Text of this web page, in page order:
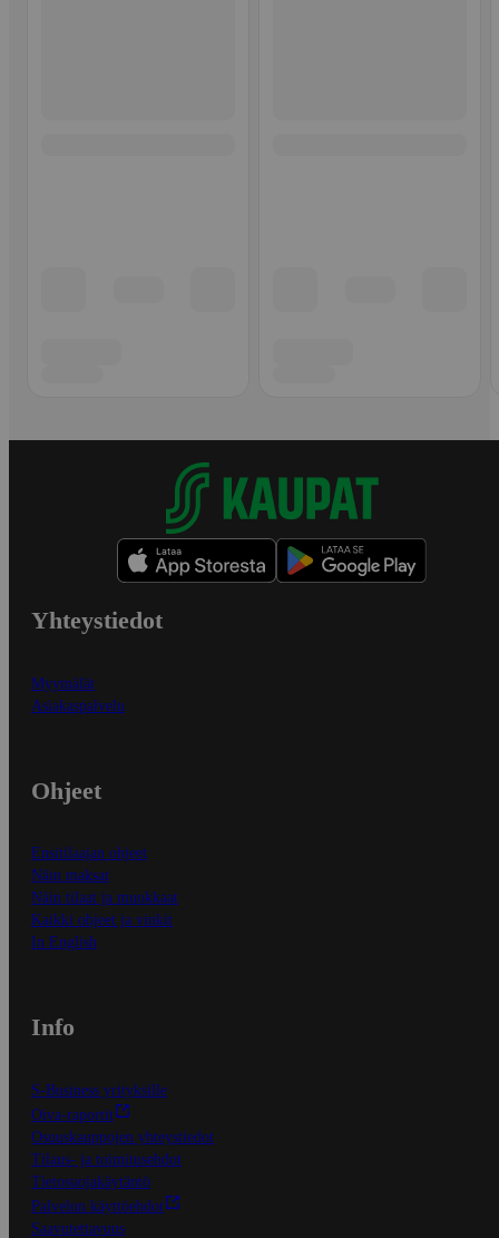
Yhteystiedot
Myymälät
Asiakaspalvelu
Ohjeet
Ensitilaajan ohjeet
Näin maksat
Näin tilaat ja muokkaat
Kaikki ohjeet ja vinkit
In English
Info
S-Business yrityksille
Oiva-raportit
Osuuskauppojen yhteystiedot
Tilaus- ja toimitusehdot
Tietosuojakäytäntö
Palvelun käyttöehdot
Saavutettavuus